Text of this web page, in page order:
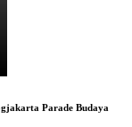
Parade Budaya